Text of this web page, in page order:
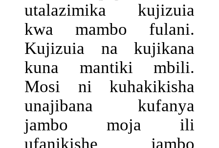
utalazimika kujizuia
kwa mambo fulani.
Kujizuia na kujikana
kuna mantiki mbili.
Mosi ni kuhakikisha
unajibana kufanya
jambo moja ili
ufanikishe jambo